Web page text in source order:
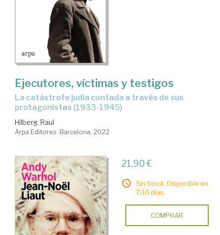
Ejecutores, víctimas y testigos
la catástrofe judía contada a través de sus
protagonistas (1933-1945)
Hilberg, Raul
Arpa Editores. Barcelona, 2022
21,90 €
Sin Stock. Disponible en
7/10 días.
COMPRAR